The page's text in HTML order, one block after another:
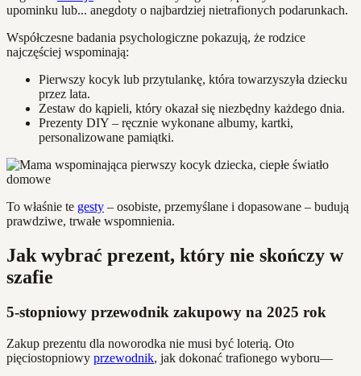
upominku lub... anegdoty o najbardziej nietrafionych podarunkach.
Współczesne badania psychologiczne pokazują, że rodzice
najczęściej wspominają:
Pierwszy kocyk lub przytulankę, która towarzyszyła dziecku
przez lata.
Zestaw do kąpieli, który okazał się niezbędny każdego dnia.
Prezenty DIY – ręcznie wykonane albumy, kartki,
personalizowane pamiątki.
To właśnie te gesty – osobiste, przemyślane i dopasowane – budują
prawdziwe, trwałe wspomnienia.
Jak wybrać prezent, który nie skończy w
szafie
5-stopniowy przewodnik zakupowy na 2025 rok
Zakup prezentu dla noworodka nie musi być loterią. Oto
pięciostopniowy przewodnik, jak dokonać trafionego wyboru—